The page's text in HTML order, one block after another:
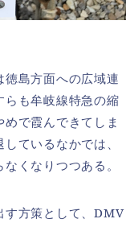
島方面への広域連
も牟岐線特急の縮
で霞んできてしま
ているなかでは、
くなりつつある。
す方策として、DMV